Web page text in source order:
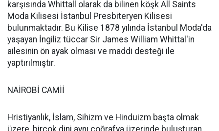
karşısında Whittall olarak da bilinen köşk All Saints
Moda Kilisesi İstanbul Presbiteryen Kilisesi
bulunmaktadır. Bu Kilise 1878 yılında İstanbul Moda'da
yaşayan İngiliz tüccar Sir James William Whittal'in
ailesinin ön ayak olması ve maddi desteği ile
yaptırılmıştır.
NAİROBİ CAMİİ
Hristiyanlık, İslam, Sihizm ve Hinduizm başta olmak